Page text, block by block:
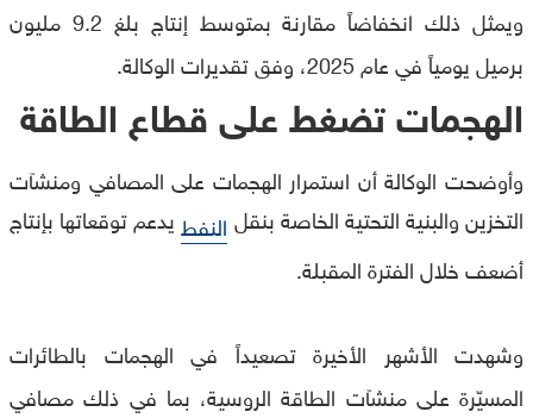
ويمثل ذلك انخفاضاً مقارنة بمتوسط إنتاج بلغ 9.2 مليون
برميل يومياً في عام 2025، وفق تقديرات الوكالة.
الهجمات تضغط على قطاع الطاقة
وأوضحت الوكالة أن استمرار الهجمات على المصافي ومنشآت
التخزين والبنية التحتية الخاصة بنقل النفط يدعم توقعاتها بإنتاج
أضعف خلال الفترة المقبلة.
وشهدت الأشهر الأخيرة تصعيداً في الهجمات بالطائرات
المسيّرة على منشآت الطاقة الروسية، بما في ذلك مصافي